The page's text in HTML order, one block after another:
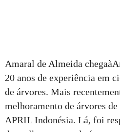
Amaral de Almeida
20 anos de experiência em
de árvores. Mais
melhoramento de árvores
APRIL Indonésia. Lá, foi